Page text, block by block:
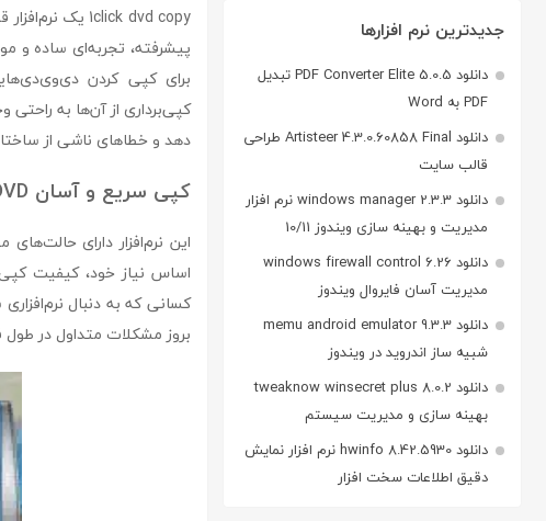
جدیدترین نرم افزارها
دانلود PDF Converter Elite 5.0.5 تبدیل
PDF به Word
دانلود Artisteer 4.3.0.60858 Final طراحی
قالب سایت
دانلود windows manager 2.3.3 نرم افزار
مدیریت و بهینه سازی ویندوز 10/11
دانلود windows firewall control 6.26
مدیریت آسان فایروال ویندوز
دانلود memu android emulator 9.3.3
شبیه ساز اندروید در ویندوز
دانلود tweaknow winsecret plus 8.0.2
بهینه سازی و مدیریت سیستم
دانلود hwinfo 8.42.5930 نرم افزار نمایش
دقیق اطلاعات سخت افزار
برای کپی کردن
دهد و خطاهای ناشی از
کپی سریع و آسان DVD
این نرم‌افزار دارای
کسانی که به دنبال
بروز مشکلات متداول در